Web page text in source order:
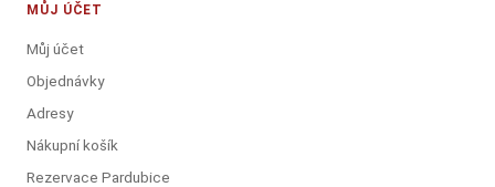
MŮJ ÚČET
Můj účet
Objednávky
Adresy
Nákupní košík
Rezervace Pardubice